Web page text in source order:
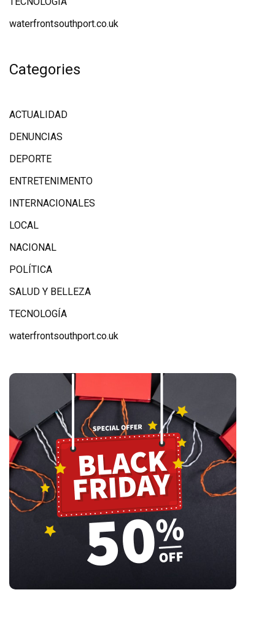
waterfrontsouthport.co.uk
Categories
ACTUALIDAD
DENUNCIAS
DEPORTE
ENTRETENIMENTO
INTERNACIONALES
LOCAL
NACIONAL
POLÍTICA
SALUD Y BELLEZA
TECNOLOGÍA
waterfrontsouthport.co.uk